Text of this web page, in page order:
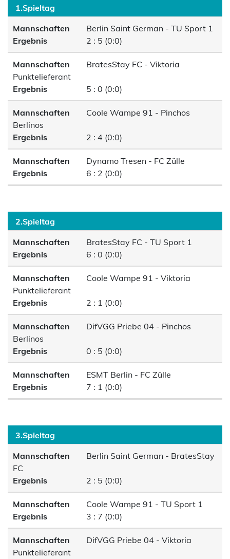
1.Spieltag
Mannschaften
Berlin Saint German - TU Sport 1
Ergebnis
2 : 5 (0:0)
Mannschaften
BratesStay FC - Viktoria
Punktelieferant
Ergebnis
5 : 0 (0:0)
Mannschaften
Coole Wampe 91 - Pinchos
Berlinos
Ergebnis
2 : 4 (0:0)
Mannschaften
Dynamo Tresen - FC Zülle
Ergebnis
6 : 2 (0:0)
2.Spieltag
Mannschaften
BratesStay FC - TU Sport 1
Ergebnis
6 : 0 (0:0)
Mannschaften
Coole Wampe 91 - Viktoria
Punktelieferant
Ergebnis
2 : 1 (0:0)
Mannschaften
DifVGG Priebe 04 - Pinchos
Berlinos
Ergebnis
0 : 5 (0:0)
Mannschaften
ESMT Berlin - FC Zülle
Ergebnis
7 : 1 (0:0)
3.Spieltag
Mannschaften
Berlin Saint German - BratesStay
FC
Ergebnis
2 : 5 (0:0)
Mannschaften
Coole Wampe 91 - TU Sport 1
Ergebnis
3 : 7 (0:0)
Mannschaften
DifVGG Priebe 04 - Viktoria
Punktelieferant